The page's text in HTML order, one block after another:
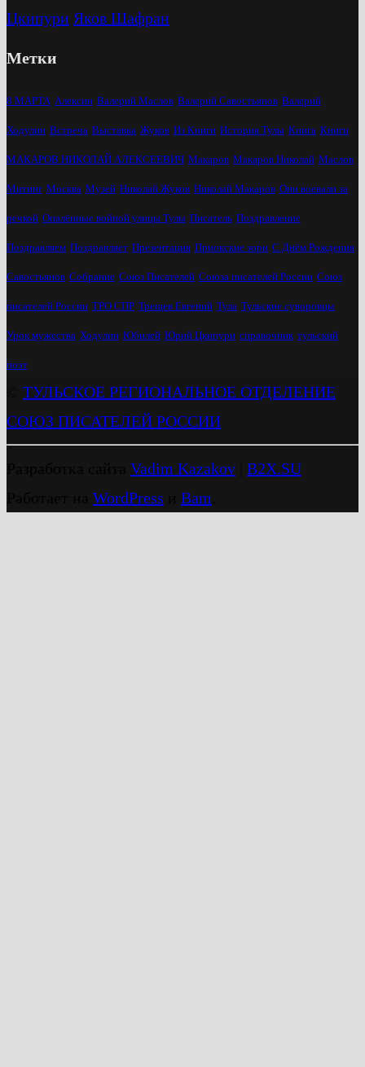
Цкипури Яков Шафран
Метки
8 МАРТА Алексин Валерий Маслов Валерий Савостьянов Валерий
Ходулин Встреча Выставка Жуков Из Книги История Тулы Книга Книги
МАКАРОВ НИКОЛАЙ АЛЕКСЕЕВИЧ Макаров Макаров Николай Маслов
Митинг Москва Музей Николай Жуков Николай Макаров Они воевали за
речкой Опалённые войной улицы Тулы Писатель Поздравление
Поздравляем Поздравляет Презентация Приокские зори С Днём Рождения
Савостьянов Собрание Союз Писателей Союза писателей России Союз
писателей России ТРО СПР Трещев Евгений Тула Тульские суворовцы
Урок мужества Ходулин Юбилей Юрий Цкипури справочник тульский
поэт
ТУЛЬСКОЕ РЕГИОНАЛЬНОЕ ОТДЕЛЕНИЕ
СОЮЗ ПИСАТЕЛЕЙ РОССИИ
Vadim Kazakov
B2X.SU
WordPress Bam